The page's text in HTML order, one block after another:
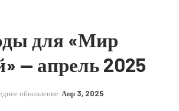
для «Мир
— апрель 2025
обновление Апр 3, 2025